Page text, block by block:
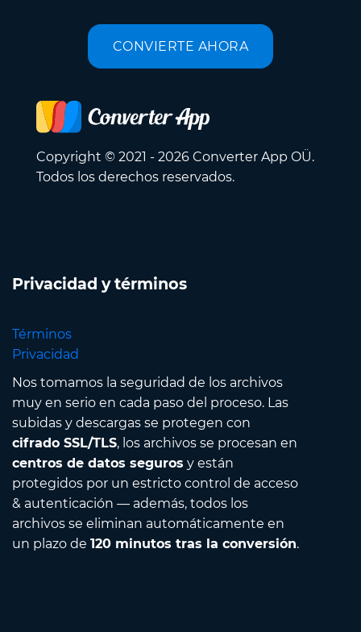
CONVIERTE AHORA
Copyright © 2021 - 2026 Converter App OÜ.
Todos los derechos reservados.
Privacidad y términos
Términos
Privacidad
Nos tomamos la seguridad de los archivos
muy en serio en cada paso del proceso. Las
subidas y descargas se protegen con
cifrado SSL/TLS, los archivos se procesan en
centros de datos seguros y están
protegidos por un estricto control de acceso
& autenticación — además, todos los
archivos se eliminan automáticamente en
un plazo de 120 minutos tras la conversión.